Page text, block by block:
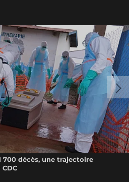
700 décès, une trajectoire